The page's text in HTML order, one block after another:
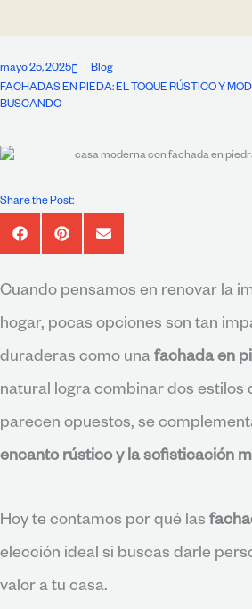
mayo 25, 2025
Blog
FACHADAS EN PIEDA: EL TOQUE RÚSTICO Y
BUSCANDO
Share the Post:
Cuando pensamos en renovar la
hogar, pocas opciones son tan
duraderas como una fachada en
natural logra combinar dos estilos
parecen opuestos, se
encanto rústico y la sofisticación
Hoy te contamos por qué las
elección ideal si buscas darle
valor a tu casa.